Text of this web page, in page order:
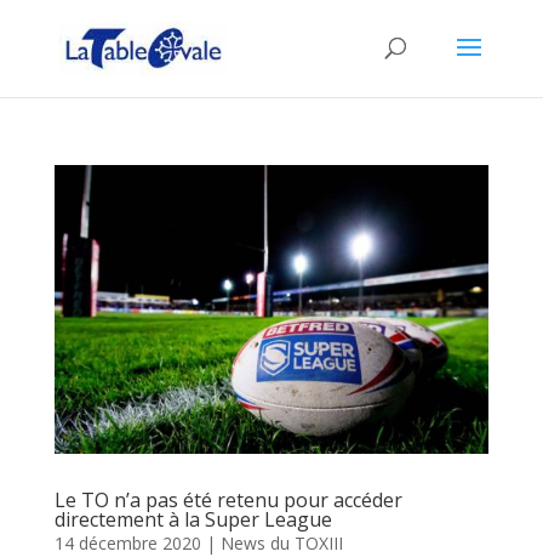
Le TO n’a pas été retenu pour accéder
directement à la Super League
14 décembre 2020 | News du TOXIII